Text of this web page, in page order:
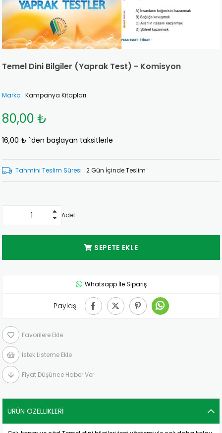
Temel Dini Bilgiler (Yaprak Test) - Komisyon
Marka : Kampanya Kitapları
80,00 ₺
16,00 ₺ `den başlayan taksitlerle
Tahmini Teslim Süresi : 2 Gün İçinde Teslim
Adet
Whatsapp İle Sipariş
Paylaş :
Favorilere Ekle
İstek Listeme Ekle
Fiyat Düşünce Haber Ver
ÜRÜN ÖZELLIKLERI